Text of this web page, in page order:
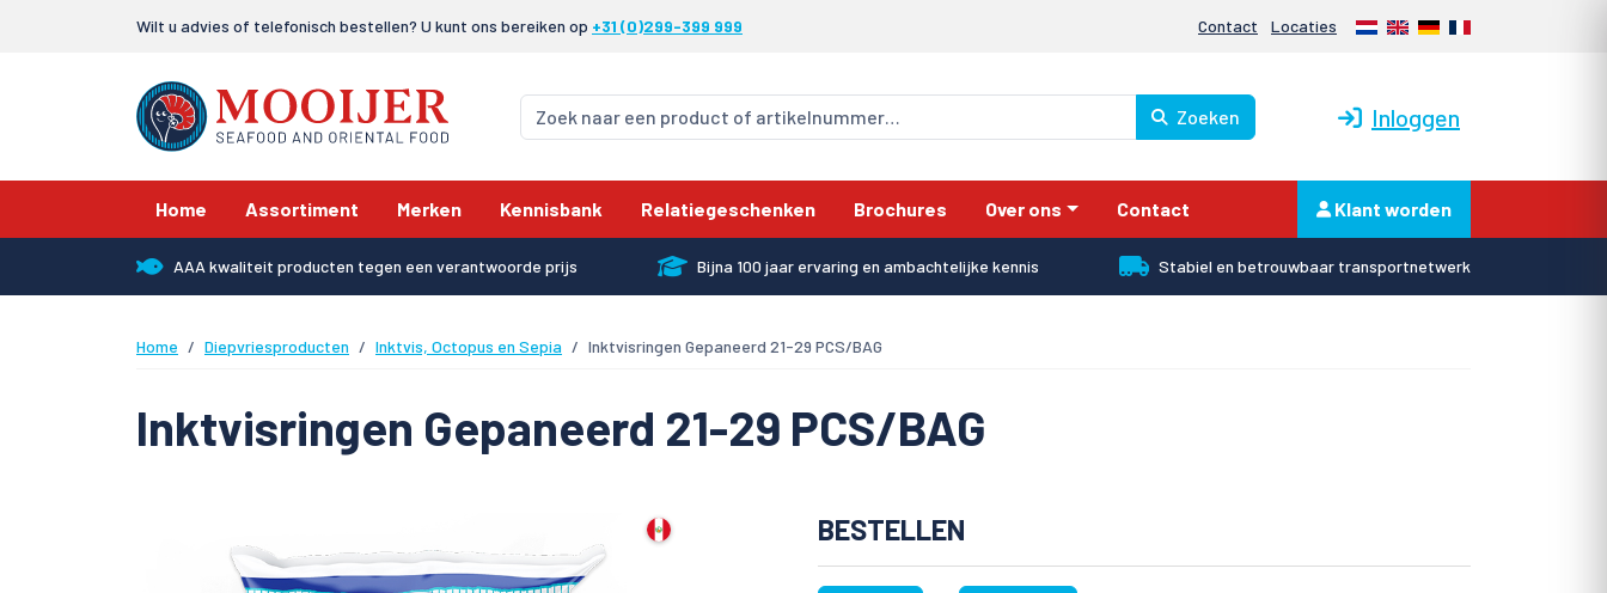
Wilt u advies of telefonisch bestellen? U kunt ons bereiken op +31 (0)299-399 999 Contact Locaties Nederlands
EnglishDeutschFrançais
Zoeken Inloggen
Home Assortiment Merken Kennisbank Relatiegeschenken Brochures Over ons Contact Klant worden
AAA kwaliteit producten tegen een verantwoorde prijs Bijna 100 jaar ervaring en ambachtelijke kennis Stabiel en betrouwbaar transportnetwerk
Home Diepvriesproducten Inktvis, Octopus en Sepia Inktvisringen Gepaneerd 21-29 PCS/BAG
Inktvisringen Gepaneerd 21-29 PCS/BAG
BESTELLEN